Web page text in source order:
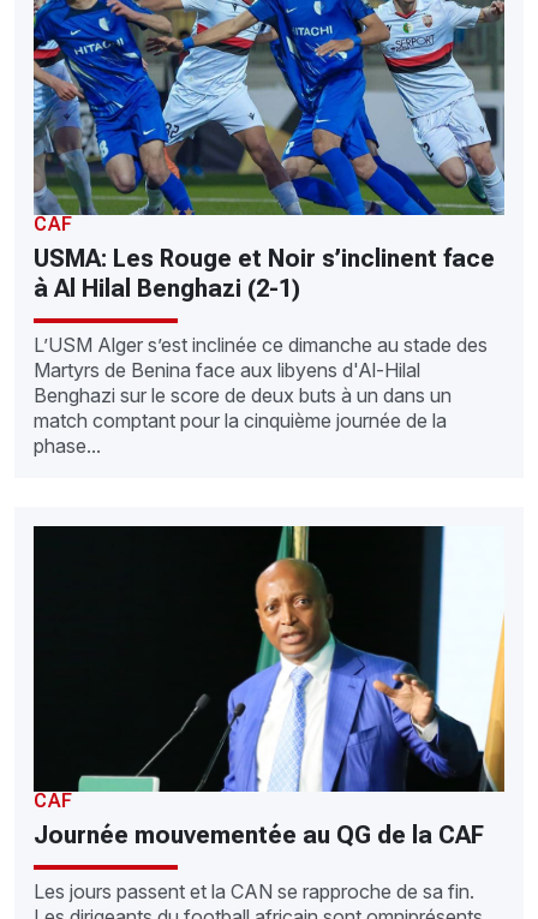
CAF
USMA: Les Rouge et Noir s’inclinent face
à Al Hilal Benghazi (2-1)
L’USM Alger s’est inclinée ce dimanche au stade des
Martyrs de Benina face aux libyens d'Al-Hilal
Benghazi sur le score de deux buts à un dans un
match comptant pour la cinquième journée de la
phase...
CAF
Journée mouvementée au QG de la CAF
Les jours passent et la CAN se rapproche de sa fin.